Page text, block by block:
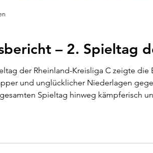
– 2. Spieltag
der Rheinland-Kreisliga C zeigte die
und unglücklicher Niederlagen
Spieltag hinweg kämpferisch